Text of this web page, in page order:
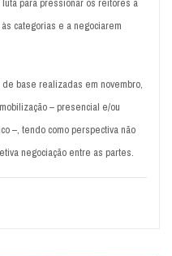
categorias e a negociarem
base realizadas em novembro,
– presencial e/ou
–, tendo como perspectiva não
negociação entre as partes.